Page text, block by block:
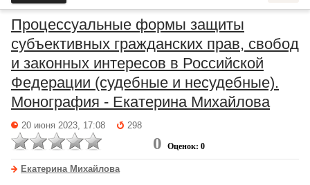
Процессуальные формы защиты
субъективных гражданских прав, свобод
и законных интересов в Российской
Федерации (судебные и несудебные).
Монография - Екатерина Михайлова
20 июня 2023, 17:08 298
0 Оценок: 0
Екатерина Михайлова